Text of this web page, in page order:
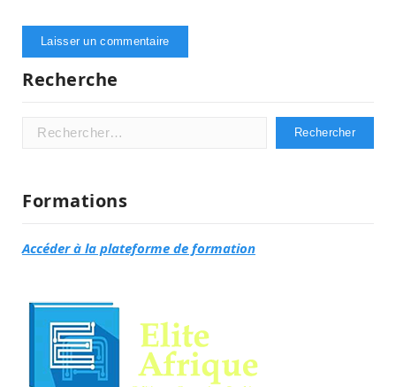
Recherche
Rechercher :
Formations
Accéder à la plateforme de formation